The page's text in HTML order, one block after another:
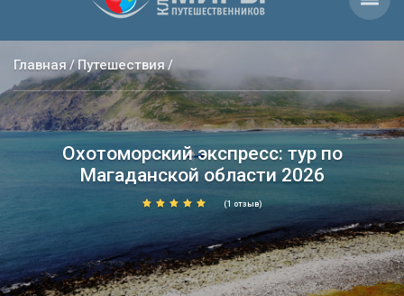
Главная Путешествия
Охотоморский экспресс: тур по
Магаданской области 2026
(1 отзыв)